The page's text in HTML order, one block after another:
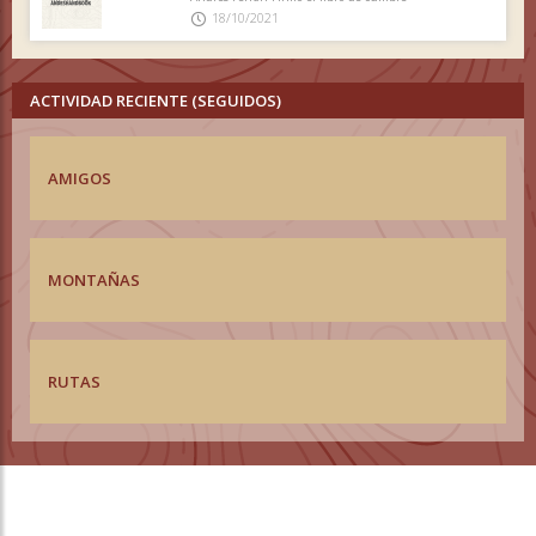
18/10/2021
ACTIVIDAD RECIENTE (SEGUIDOS)
AMIGOS
MONTAÑAS
RUTAS